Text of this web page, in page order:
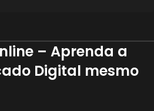
– Aprenda a
Digital mesmo